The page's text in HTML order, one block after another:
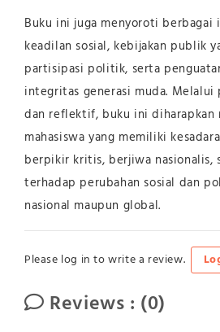
Buku ini juga menyoroti berbagai
keadilan sosial, kebijakan publik
partisipasi politik, serta
integritas generasi muda.
dan reflektif, buku ini diharapkan
mahasiswa yang memiliki
berpikir kritis, berjiwa nasionalis,
terhadap perubahan sosial dan
nasional maupun global.
Please log in to write a review.
Reviews : (0)